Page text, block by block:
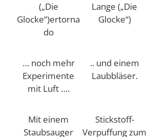
(„Die
Glocke“)ertorna
do
Lange („Die
Glocke“)
… noch mehr
Experimente
mit Luft ….
.. und einem
Laubbläser.
Mit einem
Staubsauger
Stickstoff-
Verpuffung zum